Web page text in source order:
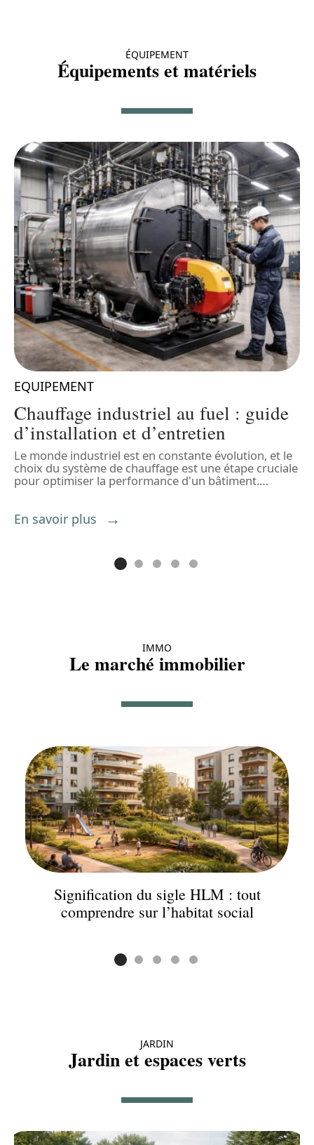
ÉQUIPEMENT
Équipements et matériels
EQUIPEMENT
Chauffage industriel au fuel : guide
d’installation et d’entretien
Le monde industriel est en constante évolution, et le
choix du système de chauffage est une étape cruciale
pour optimiser la performance d'un bâtiment.…
En savoir plus
IMMO
Le marché immobilier
Signification du sigle HLM : tout
comprendre sur l’habitat social
JARDIN
Jardin et espaces verts